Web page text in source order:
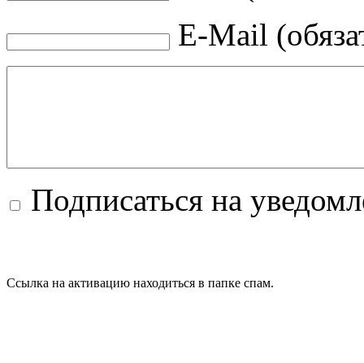
E-Mail
Подписаться на
Ссылка на активацию находиться в папке спам.